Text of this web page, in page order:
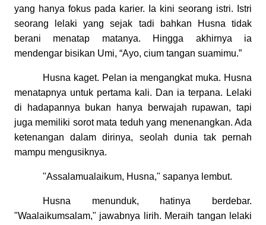
yang hanya fokus pada karier. Ia kini seorang istri. Istri
seorang lelaki yang sejak tadi bahkan Husna tidak
berani menatap matanya. Hingga akhirnya ia
mendengar bisikan Umi, “Ayo, cium tangan suamimu.”
Husna kaget. Pelan ia mengangkat muka. Husna
menatapnya untuk pertama kali. Dan ia terpana. Lelaki
di hadapannya bukan hanya berwajah rupawan, tapi
juga memiliki sorot mata teduh yang menenangkan. Ada
ketenangan dalam dirinya, seolah dunia tak pernah
mampu mengusiknya.
"Assalamualaikum, Husna," sapanya lembut.
Husna menunduk, hatinya berdebar.
"Waalaikumsalam," jawabnya lirih. Meraih tangan lelaki